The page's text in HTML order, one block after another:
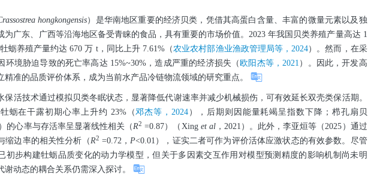
hongkongensis）是华南地区重要的经济贝类，凭借其高蛋白含量、丰富的微量元素以及独
为广东、广西等沿海地区备受青睐的食品，具有重要的市场价值。2023 年我国贝类养殖产量高达 1
蛎养殖产量约达 670 万 t，同比上升 7.61%（农业农村部渔业渔政管理局等，2024）。然而，在采
环境胁迫导致的死亡率高达 15%~30%，造成严重的经济损失（ 欧阳杰等，2021 ）。因此，开发高
精准的品质评价体系，成为当前水产品冷链物流领域的研究重点。
保活技术通过模拟贝类冬眠状态，显著降低代谢速率并减少机械损伤，可有效延长双壳类保活期。
蛎在干露初期心率上升约 23%（邓杰等，2024 ），后期则因能量耗竭呈指数下降；栉孔扇贝
）的心率与存活率呈显著线性相关（R2 =0.87）（Xing et al，2021）。此外，李亚烜等（2025）通过
缩边率的相关性分析（R2 =0.72，P<0.01），证实二者可作为评价活体应激状态的有效参数。尽管
初步构建牡蛎品质变化的动力学模型，但关于多因素交互作用对模型预测精度的影响机制尚未明
谢动态的耦合关系仍需深入探讨。